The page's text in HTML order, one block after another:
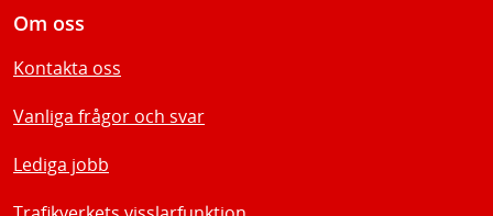
Om oss
Kontakta oss
Vanliga frågor och svar
Lediga jobb